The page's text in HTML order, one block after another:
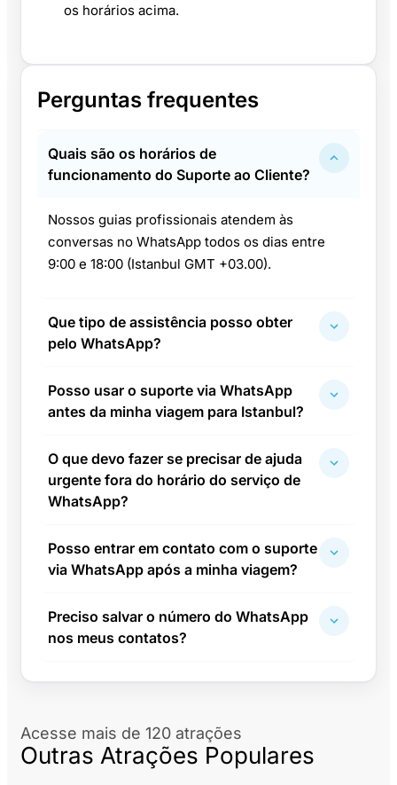
os horários acima.
Perguntas frequentes
Quais são os horários de
funcionamento do Suporte ao Cliente?
Nossos guias profissionais atendem às
conversas no WhatsApp todos os dias entre
9:00 e 18:00 (Istanbul GMT +03.00).
Que tipo de assistência posso obter
pelo WhatsApp?
Posso usar o suporte via WhatsApp
antes da minha viagem para Istanbul?
O que devo fazer se precisar de ajuda
urgente fora do horário do serviço de
WhatsApp?
Posso entrar em contato com o suporte
via WhatsApp após a minha viagem?
Preciso salvar o número do WhatsApp
nos meus contatos?
Acesse mais de 120 atrações
Outras Atrações Populares